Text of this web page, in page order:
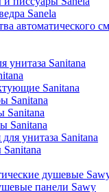
Sanela
автоматического
унитаза Sanitana
Sanitana
Sanitana
Sanitana
Sanitana
унитаза Sanitana
душевые
панели Sawy